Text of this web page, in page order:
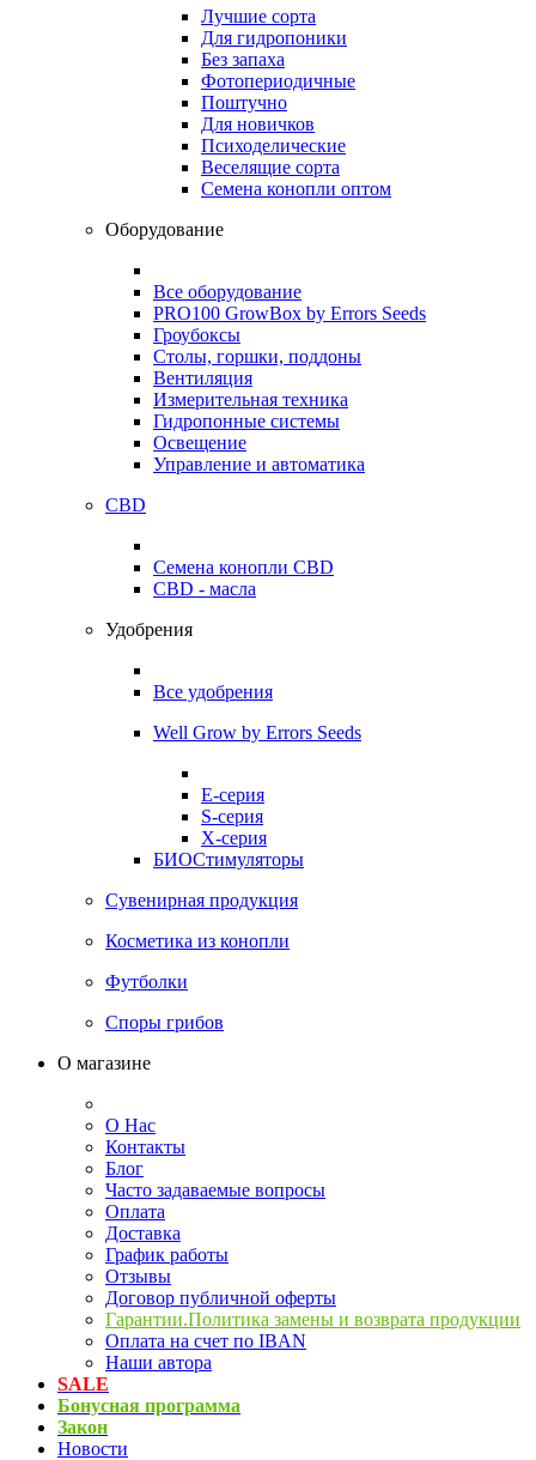
Лучшие сорта
Для гидропоники
Без запаха
Фотопериодичные
Поштучно
Для новичков
Психоделические
Веселящие сорта
Семена конопли оптом
Оборудование
Все оборудование
PRO100 GrowBox by Errors Seeds
Гроубоксы
Столы, горшки, поддоны
Вентиляция
Измерительная техника
Гидропонные системы
Освещение
Управление и автоматика
CBD
Семена конопли CBD
CBD - масла
Удобрения
Все удобрения
Well Grow by Errors Seeds
E-серия
S-серия
X-серия
БИОСтимуляторы
Сувенирная продукция
Косметика из конопли
Футболки
Споры грибов
О магазине
О Нас
Контакты
Блог
Часто задаваемые вопросы
Оплата
Доставка
График работы
Отзывы
Договор публичной оферты
Гарантии.Политика замены и возврата продукции
Оплата на счет по IBAN
Наши автора
SALE
Бонусная программа
Закон
Новости